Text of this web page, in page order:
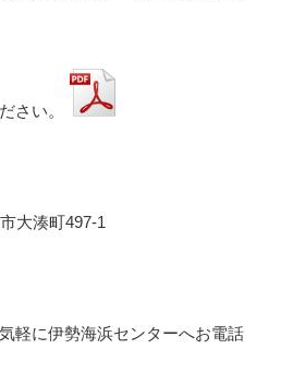
さい。
大湊町497-1
軽に伊勢海浜センターへお電話